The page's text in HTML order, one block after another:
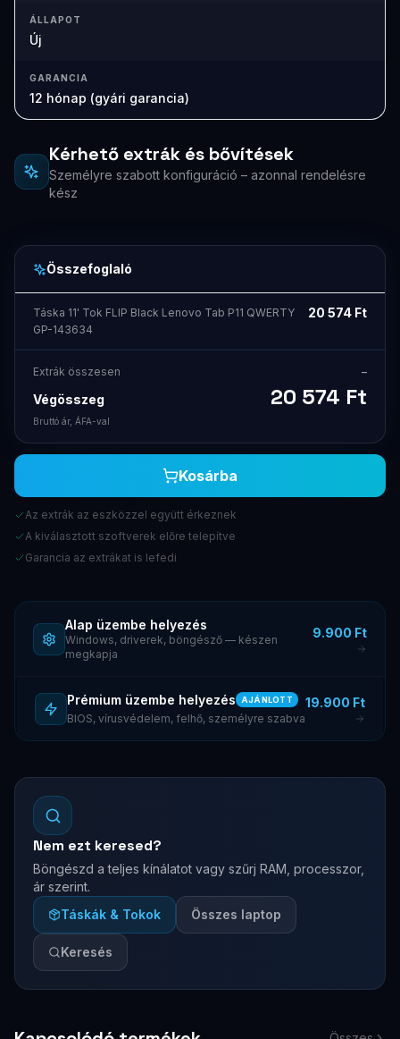
ÁLLAPOT
Új
GARANCIA
12 hónap (gyári garancia)
Kérhető extrák és bővítések
Személyre szabott konfiguráció – azonnal rendelésre
kész
Összefoglaló
Táska 11' Tok FLIP Black Lenovo Tab P11 QWERTY
GP-143634
20 574 Ft
Extrák összesen –
Végösszeg 20 574 Ft
Bruttó ár, ÁFA-val
Kosárba
Az extrák az eszközzel együtt érkeznek
A kiválasztott szoftverek előre telepítve
Garancia az extrákat is lefedi
Alap üzembe helyezés
Windows, driverek, böngésző — készen
megkapja
9.900 Ft
Prémium üzembe helyezés AJÁNLOTT
BIOS, vírusvédelem, felhő, személyre szabva
19.900 Ft
Nem ezt keresed?
Böngészd a teljes kínálatot vagy szűrj RAM, processzor,
ár szerint.
Táskák & Tokok
Összes laptop
Keresés